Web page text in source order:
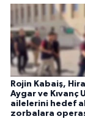
Rojin Kabaiş,
Aygar ve Kıvanç
ailelerini hedef
zorbalara